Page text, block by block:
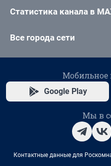
Статистика канала в
Все города сети
Мобильное
Google Play
Мы в
Контактные данные для